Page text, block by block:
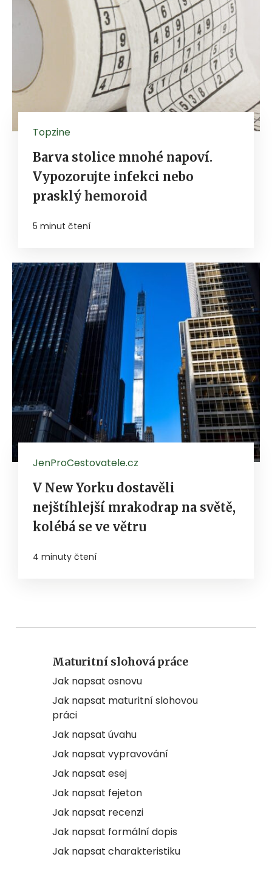
Topzine
Barva stolice mnohé napoví.
Vypozorujte infekci nebo
prasklý hemoroid
5 minut čtení
JenProCestovatele.cz
V New Yorku dostavěli
nejštíhlejší mrakodrap na světě,
kolébá se ve větru
4 minuty čtení
Maturitní slohová práce
Jak napsat osnovu
Jak napsat maturitní slohovou
práci
Jak napsat úvahu
Jak napsat vypravování
Jak napsat esej
Jak napsat fejeton
Jak napsat recenzi
Jak napsat formální dopis
Jak napsat charakteristiku